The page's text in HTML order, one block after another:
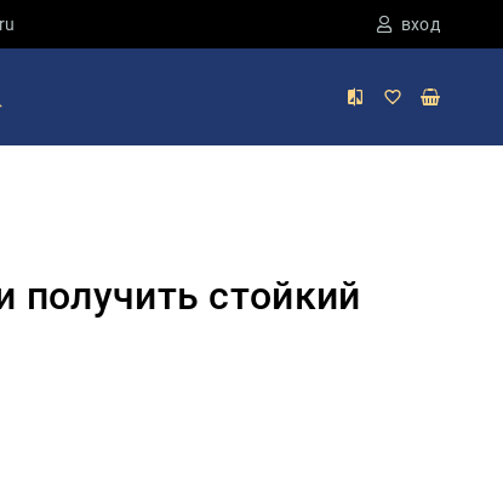
вход
получить стойкий